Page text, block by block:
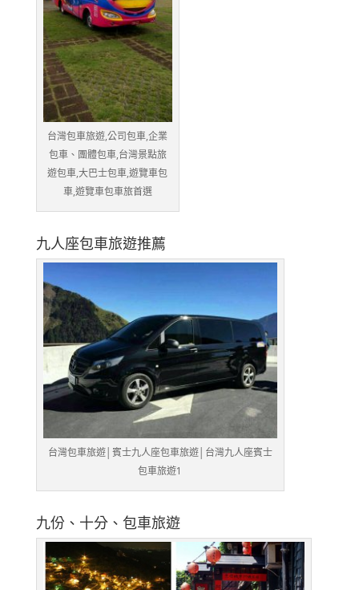
台灣包車旅遊,公司包車,企業
包車、團體包車,台灣景點旅
遊包車,大巴士包車,遊覽車包
車,遊覽車包車旅首選
九人座包車旅遊推薦
台灣包車旅遊│賓士九人座包車旅遊│台灣九人座賓士
包車旅遊1
九份、十分、包車旅遊